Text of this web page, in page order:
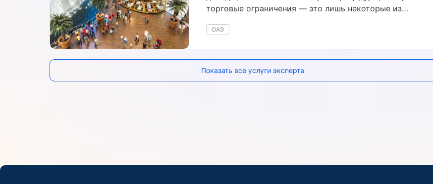
ОАЭ
торговые ограничения — это лишь некоторые из
Показать все услуги эксперта